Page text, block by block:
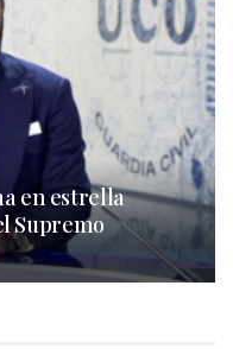
en estrella
Supremo